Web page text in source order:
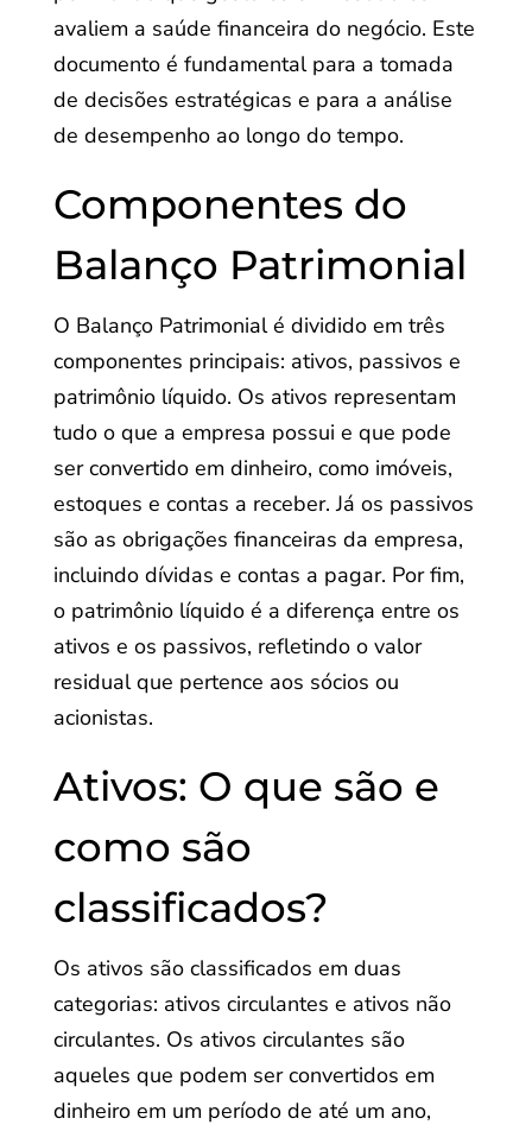
avaliem a saúde financeira do negócio. Este
documento é fundamental para a tomada
de decisões estratégicas e para a análise
de desempenho ao longo do tempo.
Componentes do
Balanço Patrimonial
O Balanço Patrimonial é dividido em três
componentes principais: ativos, passivos e
patrimônio líquido. Os ativos representam
tudo o que a empresa possui e que pode
ser convertido em dinheiro, como imóveis,
estoques e contas a receber. Já os passivos
são as obrigações financeiras da empresa,
incluindo dívidas e contas a pagar. Por fim,
o patrimônio líquido é a diferença entre os
ativos e os passivos, refletindo o valor
residual que pertence aos sócios ou
acionistas.
Ativos: O que são e
como são
classificados?
Os ativos são classificados em duas
categorias: ativos circulantes e ativos não
circulantes. Os ativos circulantes são
aqueles que podem ser convertidos em
dinheiro em um período de até um ano,